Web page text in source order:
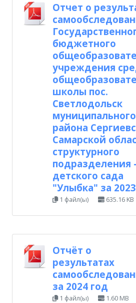
Отчет о
бюджетного
учреждения
школы пос.
Светлодольск
муниципального
района
Самарской
структурного
подразделения -
детского сада
"Улыбка" за
1 файл(ы) 635.16 KB
Отчёт о
результатах
за 2024 год
1 файл(ы) 1.60 MB